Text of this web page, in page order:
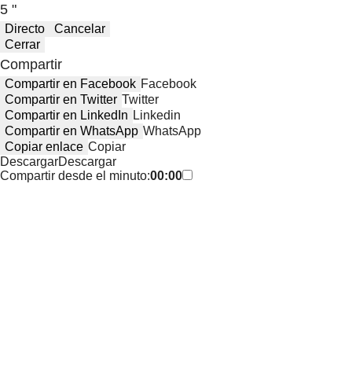
5 "
Directo
Cancelar
Cerrar
Compartir
Compartir en Facebook Facebook
Compartir en Twitter Twitter
Compartir en LinkedIn Linkedin
Compartir en WhatsApp WhatsApp
Copiar enlace Copiar
DescargarDescargar
Compartir desde el minuto:00:00